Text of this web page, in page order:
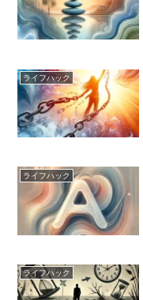
ライフハック
ライフハック
ライフハック